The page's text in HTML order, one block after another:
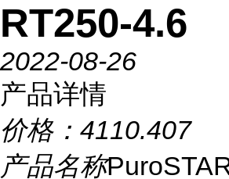
RT250-4.6
2022-08-26
产品详情
价格： 4110.407
产品名称